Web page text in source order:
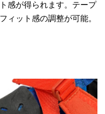
感が得られます。テープ
ィット感の調整が可能。